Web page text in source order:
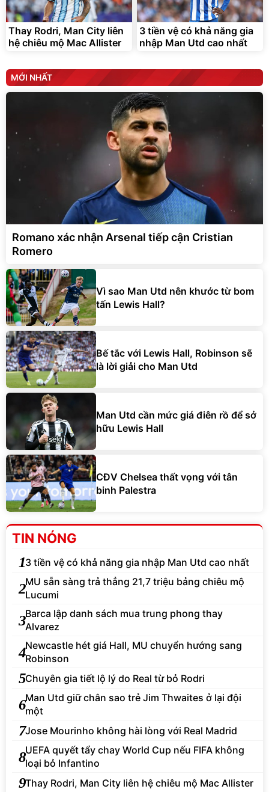
Thay Rodri, Man City liên
hệ chiêu mộ Mac Allister
3 tiền vệ có khả năng gia
nhập Man Utd cao nhất
MỚI NHẤT
Romano xác nhận Arsenal tiếp cận Cristian
Romero
Vì sao Man Utd nên khước từ bom
tấn Lewis Hall?
Bế tắc với Lewis Hall, Robinson sẽ
là lời giải cho Man Utd
Man Utd cần mức giá điên rồ để sở
hữu Lewis Hall
CĐV Chelsea thất vọng với tân
binh Palestra
TIN NÓNG
13 tiền vệ có khả năng gia nhập Man Utd cao nhất
2MU sẵn sàng trả thẳng 21,7 triệu bảng chiêu mộ
Lucumi
3Barca lập danh sách mua trung phong thay
Alvarez
4Newcastle hét giá Hall, MU chuyển hướng sang
Robinson
5Chuyên gia tiết lộ lý do Real từ bỏ Rodri
6Man Utd giữ chân sao trẻ Jim Thwaites ở lại đội
một
7Jose Mourinho không hài lòng với Real Madrid
8UEFA quyết tẩy chay World Cup nếu FIFA không
loại bỏ Infantino
9Thay Rodri, Man City liên hệ chiêu mộ Mac Allister